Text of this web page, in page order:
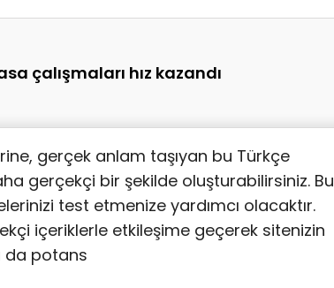
çalışmaları hız kazandı
gerçek anlam taşıyan bu Türkçe
gerçekçi bir şekilde oluşturabilirsiniz. Bu
test etmenize yardımcı olacaktır.
içeriklerle etkileşime geçerek sitenizin
da potans